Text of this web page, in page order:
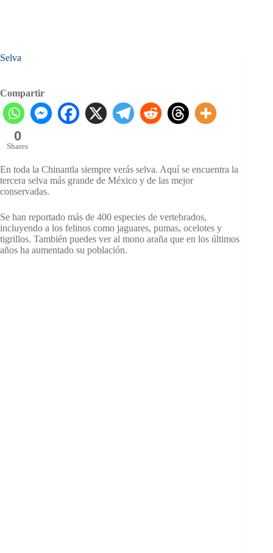
Selva
Compartir
0
Shares
En toda la Chinantla siempre verás selva. Aquí se encuentra la
tercera selva más grande de México y de las mejor
conservadas.
Se han reportado más de 400 especies de vertebrados,
incluyendo a los felinos como jaguares, pumas, ocelotes y
tigrillos. También puedes ver al mono araña que en los últimos
años ha aumentado su población.